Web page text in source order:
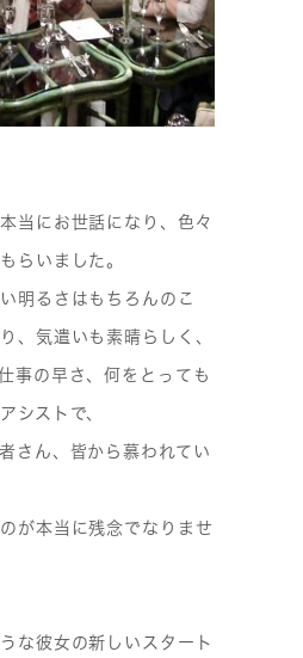
にお世話になり、色々
らいました。
るさはもちろんのこ
、気遣いも素晴らしく、
の早さ、何をとっても
シストで、
ん、皆から慕われてい
本当に残念でなりませ
彼女の新しいスタート